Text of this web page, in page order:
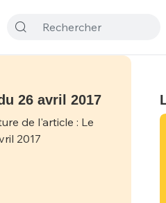
26 avril 2017